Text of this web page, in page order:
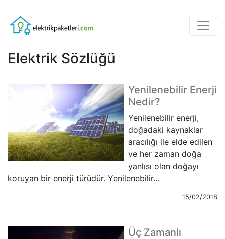
Elektrik Sözlüğü
Yenilenebilir Enerji
Nedir?
Yenilenebilir enerji,
doğadaki kaynaklar
aracılığı ile elde edilen
ve her zaman doğa
yanlısı olan doğayı
koruyan bir enerji türüdür. Yenilenebilir...
15/02/2018
Üç Zamanlı